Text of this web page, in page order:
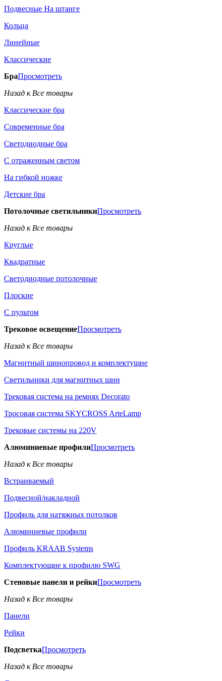
Подвесные На штанге
Кольца
Линейные
Классические
БраПросмотреть
Назад к Все товары
Классические бра
Современные бра
Светодиодные бра
С отраженным светом
На гибкой ножке
Детские бра
Потолочные светильникиПросмотреть
Назад к Все товары
Круглые
Квадратные
Светодиодные потолочные
Плоские
С пультом
Трековое освещениеПросмотреть
Назад к Все товары
Магнитный шинопровод и комплектущие
Светильники для магнитных шин
Трековая система на ремнях Decorato
Тросовая система SKYCROSS ArteLamp
Трековые системы на 220V
Алюминиевые профилиПросмотреть
Назад к Все товары
Встраиваемый
Подвесной/накладной
Профиль для натяжных потолков
Алюминиевые профили
Профиль KRAAB Systems
Комплектующие к профилю SWG
Стеновые панели и рейкиПросмотреть
Назад к Все товары
Панели
Рейки
ПодсветкаПросмотреть
Назад к Все товары